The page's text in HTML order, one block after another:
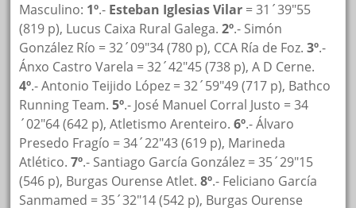
Masculino: 1º.- Esteban Iglesias Vilar = 31´39″55
(819 p), Lucus Caixa Rural Galega.2º.- Simón
González Río = 32´09″34 (780 p), CCA Ría de Foz.3º.-
Ánxo Castro Varela = 32´42″45 (738 p), A D Cerne.
4º.- Antonio Teijido López = 32´59″49 (717 p), Bathco
Running Team.5º.- José Manuel Corral Justo = 34
´02″64 (642 p), Atletismo Arenteiro.6º.- Álvaro
Presedo Fragío = 34´22″43 (619 p), Marineda
Atlético.7º.- Santiago García González = 35´29″15
(546 p), Burgas Ourense Atlet.8º.- Feliciano García
Sanmamed = 35´32″14 (542 p), Burgas Ourense